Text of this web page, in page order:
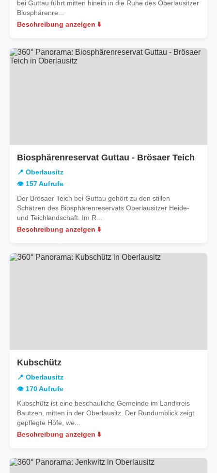
bei Guttau führt mitten hinein in die Ruhe des Oberlausitzer
Biosphärenre...
Beschreibung anzeigen ⬇️
Biosphärenreservat Guttau - Brösaer Teich
📍 Oberlausitz
👁️ 157 Aufrufe
Der Brösaer Teich bei Guttau gehört zu den stillen
Schätzen des Biosphärenreservats Oberlausitzer Heide-
und Teichlandschaft. Im R...
Beschreibung anzeigen ⬇️
Kubschütz
📍 Oberlausitz
👁️ 170 Aufrufe
Kubschütz ist eine beschauliche Gemeinde im Landkreis
Bautzen, mitten in der Oberlausitz. Der Rundumblick zeigt
gepflegte Höfe, we...
Beschreibung anzeigen ⬇️